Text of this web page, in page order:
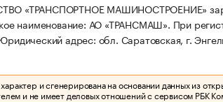
«ТРАНСПОРТНОЕ МАШИНОСТРОЕНИЕ»
наименование: АО «ТРАНСМАШ». При
адрес: обл. Саратовская, г.
и сгенерирована на основании данных из
и не имеет деловых отношений с сервисом РБК